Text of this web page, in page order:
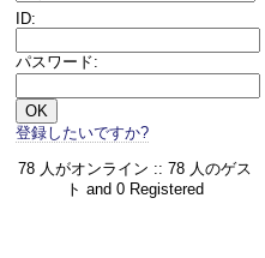
ID:
パスワード:
登録したいですか?
78 人がオンライン :: 78 人のゲス
ト and 0 Registered